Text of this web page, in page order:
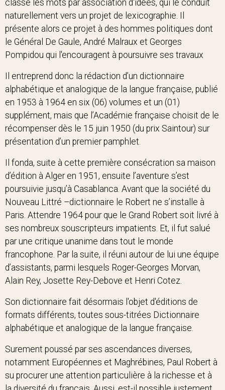
classe les mots par association d'idées, qui le conduit
naturellement vers un projet de lexicographie. Il
présente alors ce projet à des hommes politiques dont
le Général De Gaule, André Malraux et Georges
Pompidou qui l'encouragent à poursuivre ses travaux
Il entreprend donc la rédaction d’un dictionnaire
alphabétique et analogique de la langue française, publié
en 1953 à 1964 en six (06) volumes et un (01)
supplément, mais que l’Académie française choisit de le
récompenser dès le 15 juin 1950 (du prix Saintour) sur
présentation d’un premier pamphlet.
Il fonda, suite à cette première consécration sa maison
d’édition à Alger en 1951, ensuite l’aventure s’est
poursuivie jusqu’à Casablanca. Avant que la société du
Nouveau Littré –dictionnaire le Robert ne s’installe à
Paris. Attendre 1964 pour que le Grand Robert soit livré à
ses nombreux souscripteurs impatients. Et, il fut salué
par une critique unanime dans tout le monde
francophone. Par la suite, il réuni autour de lui une équipe
d’assistants, parmi lesquels Roger-Georges Morvan,
Alain Rey, Josette Rey-Debove et Henri Cotez.
Son dictionnaire fait désormais l'objet d'éditions de
formats différents, toutes sous-titrées Dictionnaire
alphabétique et analogique de la langue française.
Surement poussé par ses ascendances diverses,
notamment Européennes et Maghrébines, Paul Robert à
su procurer une attention particulière à la richesse et à